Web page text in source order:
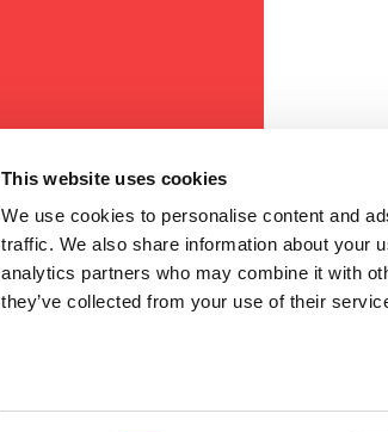
This website uses cookies
We use cookies to personalise content and
traffic. We also share information about your
analytics partners who may combine it with
they’ve collected from your use of their